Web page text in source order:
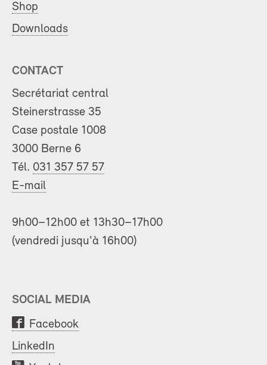
Shop
Downloads
CONTACT
Secrétariat central
Steinerstrasse 35
Case postale 1008
3000 Berne 6
Tél. 031 357 57 57
E-mail
9h00–12h00 et 13h30–17h00
(vendredi jusqu'à 16h00)
SOCIAL MEDIA
Facebook
LinkedIn